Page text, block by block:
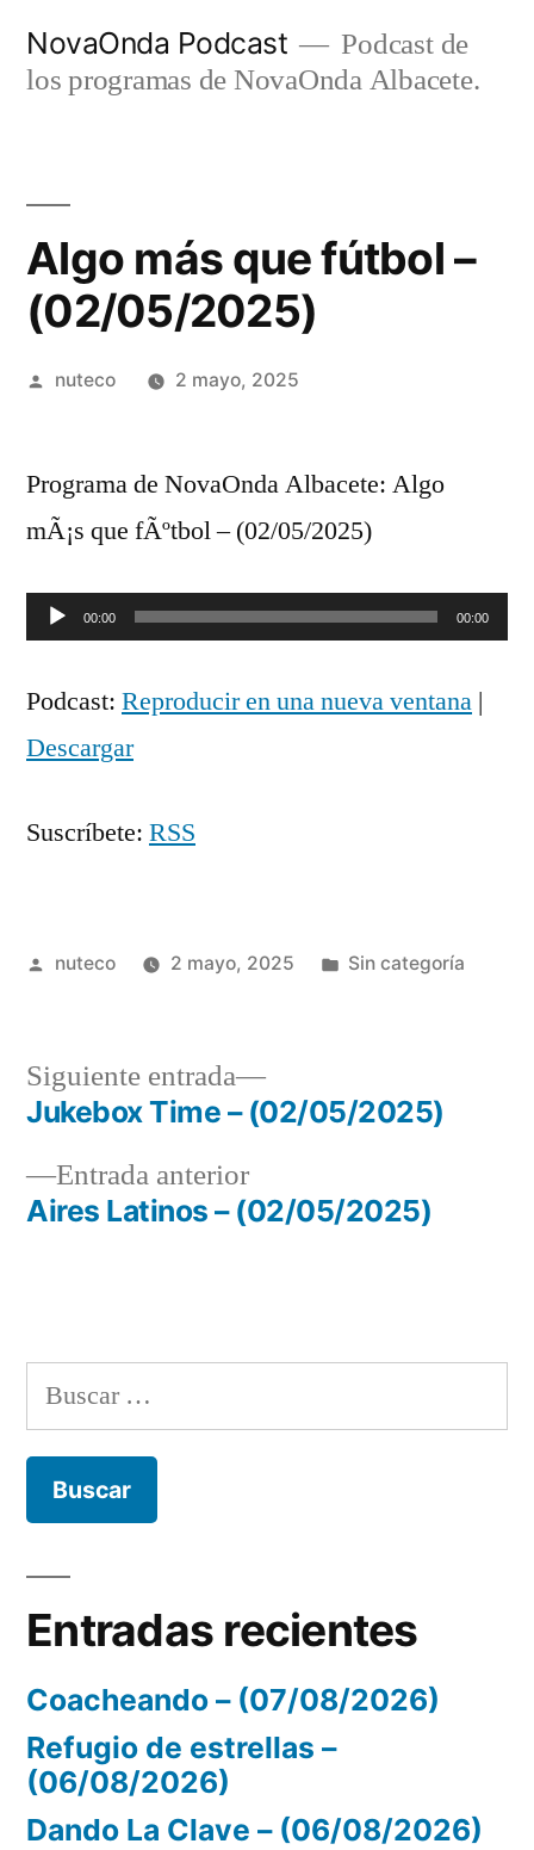
NovaOnda Podcast
Podcast de
los programas de NovaOnda Albacete.
Algo más que fútbol –
(02/05/2025)
Publicada
nuteco 2 mayo, 2025
Programa de NovaOnda Albacete: Algo
mÃ¡s que fÃºtbol – (02/05/2025)
Reproductor
audio
00:00 00:00
Podcast: Reproducir en una nueva ventana |
Descargar
Suscríbete: RSS
Publicada
nuteco 2 mayo, 2025
Publicada
Sin categoría
Navegación
deEntrada anteriorEntrada
anterior:
Aires Latinos – (02/05/2025)
Siguiente entrada
Siguiente
entrada:
Jukebox Time – (02/05/2025)
Buscar:
Entradas recientes
Coacheando – (07/08/2026)
Refugio de estrellas –
(06/08/2026)
Dando La Clave – (06/08/2026)